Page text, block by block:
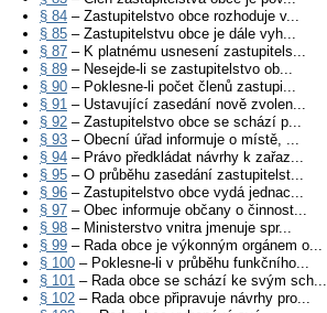
§ 84 – Zastupitelstvo obce rozhoduje v...
§ 85 – Zastupitelstvu obce je dále vyh...
§ 87 – K platnému usnesení zastupitels...
§ 89 – Nesejde-li se zastupitelstvo ob...
§ 90 – Poklesne-li počet členů zastupi...
§ 91 – Ustavující zasedání nově zvolen...
§ 92 – Zastupitelstvo obce se schází p...
§ 93 – Obecní úřad informuje o místě, ...
§ 94 – Právo předkládat návrhy k zařaz...
§ 95 – O průběhu zasedání zastupitelst...
§ 96 – Zastupitelstvo obce vydá jednac...
§ 97 – Obec informuje občany o činnost...
§ 98 – Ministerstvo vnitra jmenuje spr...
§ 99 – Rada obce je výkonným orgánem o...
§ 100 – Poklesne-li v průběhu funkčního...
§ 101 – Rada obce se schází ke svým sch...
§ 102 – Rada obce připravuje návrhy pro...